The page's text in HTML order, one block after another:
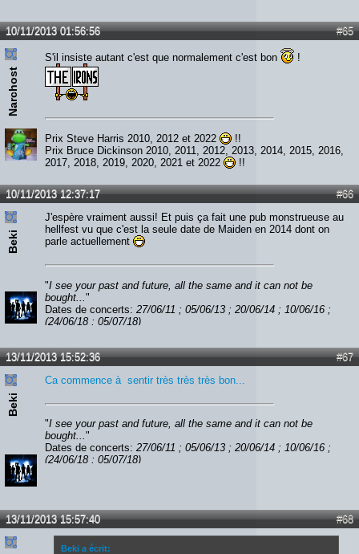
#65
10/11/2013 01:56:56
Narchost
S'il insiste autant c'est que normalement c'est bon !
Prix Steve Harris 2010, 2012 et 2022
!!
Prix Bruce Dickinson 2010, 2011, 2012, 2013, 2014, 2015, 2016,
2017, 2018, 2019, 2020, 2021 et 2022
!!
#66
10/11/2013 12:37:17
Beki
J'espère vraiment aussi! Et puis ça fait une pub monstrueuse au
hellfest vu que c'est la seule date de Maiden en 2014 dont on
parle actuellement
"I see your past and future, all the same and it can not be
bought... "
Dates de concerts: 27/06/11 ; 05/06/13 ; 20/06/14 ; 10/06/16 ;
(24/06/18 ; 05/07/18)
#67
13/11/2013 15:52:36
Beki
Ca commence à sentir très très très bon...
"I see your past and future, all the same and it can not be
bought..."
Dates de concerts: 27/06/11 ; 05/06/13 ; 20/06/14 ; 10/06/16 ;
(24/06/18 ; 05/07/18)
#68
13/11/2013 15:57:40
Beki a écrit: